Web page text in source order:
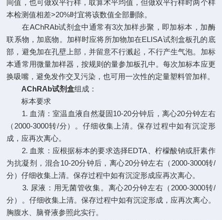
间值，也可做双平行样，取算术平均值，但做双平行样时两个样
本检测值相差>20%时宜将该数值全部删除。
在AChRAb试剂盒中通常有3次加样步聚，即加标本，加酶
联系物，加底物。加样时应将所加物加在ELISA试剂盒板孔的底
部，避免加在孔壁上部，并留意不行溅起，不行产生气泡。加标
本通常用微量加样器，按规则的量参加板孔中。每次加标本应更
换吸嘴，避免发作交叉污染，也可用一次性的定量塑料管加样。
AChRAb试剂盒组成：
标本要求
1. 血清：室温血液自然凝固10-20分钟后，离心20分钟左右
（2000-3000转/分）。仔细收集上清。保存过程中如有沉淀形
成，应再次离心。
2. 血浆：应根据标本的要求选择EDTA、柠檬酸钠或肝素作
为抗凝剂，混合10-20分钟后，离心20分钟左右（2000-3000转/
分）仔细收集上清。保存过程中如有沉淀形成应再次离心。
3. 尿液：用无菌管收集。离心20分钟左右（2000-3000转/
分）。仔细收集上清。保存过程中如有沉淀形成，应再次离心。
胸腹水、脑脊液参照此实行。